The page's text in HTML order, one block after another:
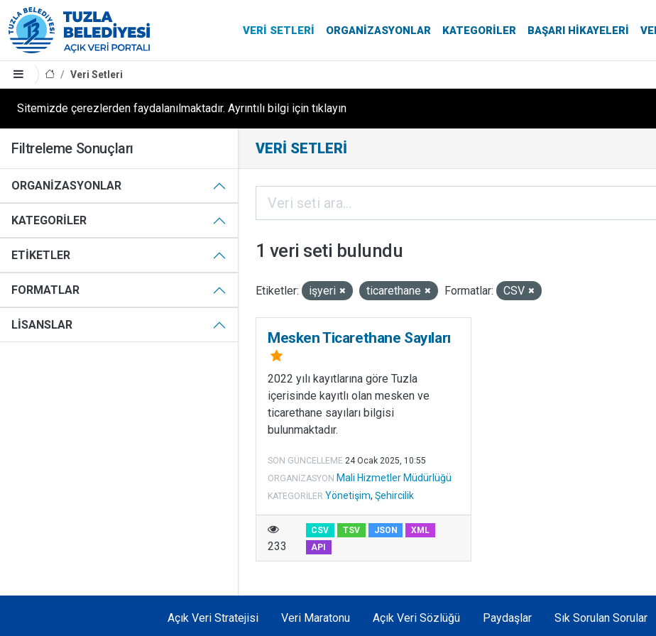
VERI SETLERI ORGANIZASYONLAR KATEGORILER BAŞARI HIKAYELERI
Veri Setleri
Sitemizde çerezlerden faydalanılmaktadır. Ayrıntılı bilgi için tıklayın
Filtreleme Sonuçları
ORGANIZASYONLAR
KATEGORILER
ETIKETLER
FORMATLAR
LISANSLAR
VERI SETLERI
1 veri seti bulundu
Etiketler: işyeri ticarethane Formatlar: CSV
Mesken Ticarethane Sayıları
2022 yılı kayıtlarına göre Tuzla
içerisinde kayıtlı olan mesken ve
ticarethane sayıları bilgisi
bulunmaktadır.
SON GÜNCELLEME 24 Ocak 2025, 10:55
ORGANIZASYON Mali Hizmetler Müdürlüğü
KATEGORILER Yönetişim, Şehircilik
233
CSV TSV JSON
XML
API
Açık Veri Stratejisi Veri Maratonu Açık Veri Sözlüğü Paydaşlar Sık Sorulan Sorular